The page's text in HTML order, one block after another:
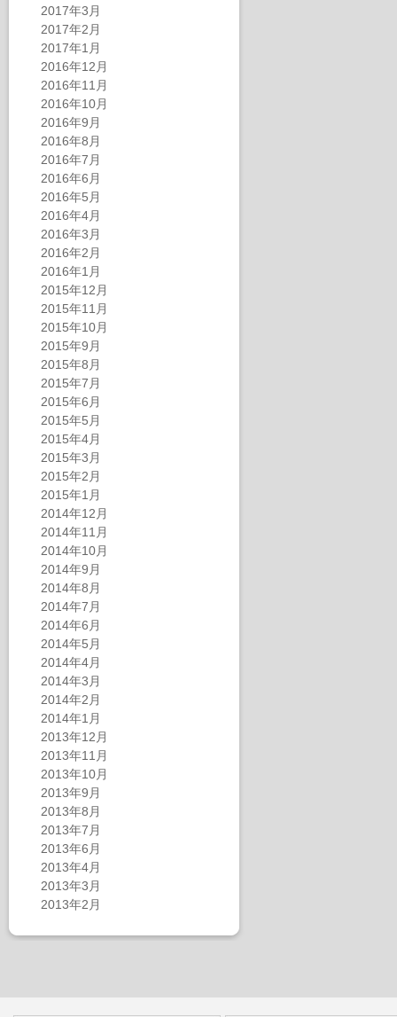
2017年3月
2017年2月
2017年1月
2016年12月
2016年11月
2016年10月
2016年9月
2016年8月
2016年7月
2016年6月
2016年5月
2016年4月
2016年3月
2016年2月
2016年1月
2015年12月
2015年11月
2015年10月
2015年9月
2015年8月
2015年7月
2015年6月
2015年5月
2015年4月
2015年3月
2015年2月
2015年1月
2014年12月
2014年11月
2014年10月
2014年9月
2014年8月
2014年7月
2014年6月
2014年5月
2014年4月
2014年3月
2014年2月
2014年1月
2013年12月
2013年11月
2013年10月
2013年9月
2013年8月
2013年7月
2013年6月
2013年4月
2013年3月
2013年2月